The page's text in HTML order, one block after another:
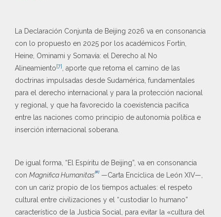
La Declaración Conjunta de Beijing 2026 va en consonancia
con lo propuesto en 2025 por los académicos Fortín,
Heine, Ominami y Somavía: el Derecho al No
Alineamiento[7]
, aporte que retoma el camino de las
doctrinas impulsadas desde Sudamérica, fundamentales
para el derecho internacional y para la protección nacional
y regional, y que ha favorecido la coexistencia pacífica
entre las naciones como principio de autonomía política e
inserción internacional soberana.
De igual forma, “El Espíritu de Beijing”, va en consonancia
con Magnifica Humanitas[8] —Carta Encíclica de León XIV—,
con un cariz propio de los tiempos actuales: el respeto
cultural entre civilizaciones y el “custodiar lo humano”
característico de la Justicia Social, para evitar la «cultura del